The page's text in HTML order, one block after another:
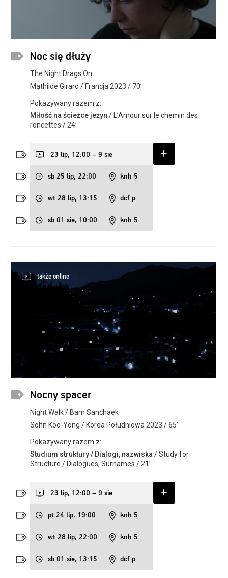
Noc się dłuży
The Night Drags On
Mathilde Girard / Francja 2023 / 70’
Pokazywany razem z:
Miłość na ścieżce jeżyn / L’Amour sur le chemin des
roncettes / 24’
sb 25 lip, 22:00 knh 5
wt 28 lip, 13:15 dcf p
sb 01 sie, 10:00 knh 5
23 lip, 12:00 – 9 sie
także online
Nocny spacer
Night Walk / Bam Sanchaek
Sohn Koo-Yong / Korea Południowa 2023 / 65’
Pokazywany razem z:
Studium struktury / Dialogi, nazwiska/ Study for
Structure / Dialogues, Surnames / 21’
pt 24 lip, 19:00 knh 5
wt 28 lip, 22:00 knh 5
sb 01 sie, 13:15 dcf p
23 lip, 12:00 – 9 sie